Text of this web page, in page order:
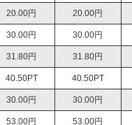
20.00円 20.00円
30.00円 30.00円
31.80円 31.80円
40.50PT 40.50PT
30.00円 30.00円
53.00円 53.00円